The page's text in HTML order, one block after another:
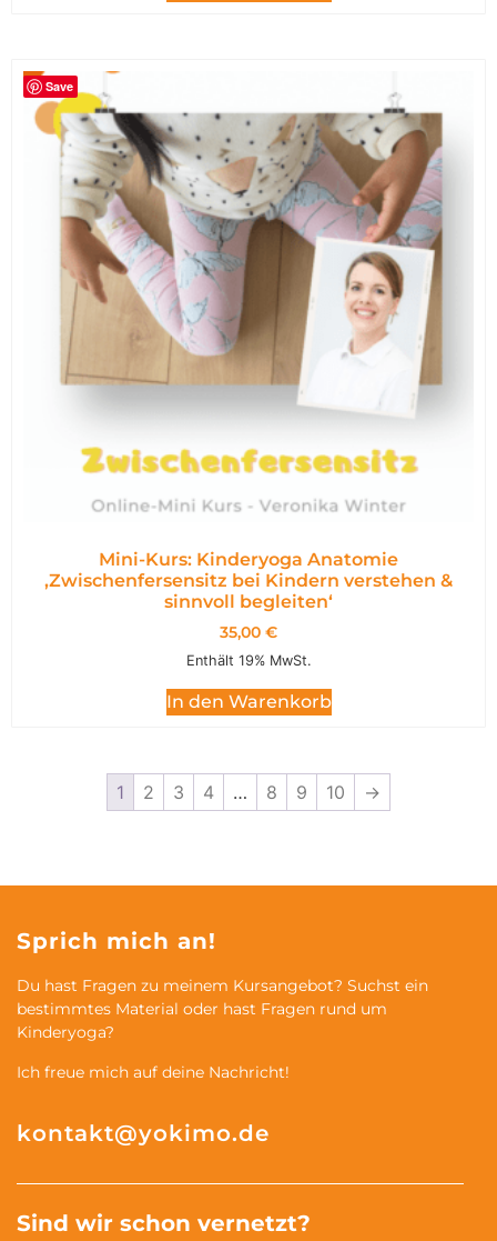
Save
Mini-Kurs: Kinderyoga Anatomie
,Zwischenfersensitz bei Kindern verstehen &
sinnvoll begleiten‘
35,00 €
Enthält 19% MwSt.
In den Warenkorb
1 2 3 4 … 8 9 10 →
Sprich mich an!
Du hast Fragen zu meinem Kursangebot? Suchst ein
bestimmtes Material oder hast Fragen rund um
Kinderyoga?
Ich freue mich auf deine Nachricht!
kontakt@yokimo.de
Sind wir schon vernetzt?